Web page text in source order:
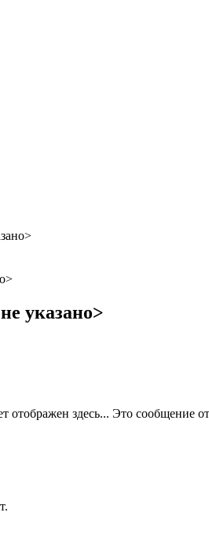
указано>
отображен здесь... Это сообщение